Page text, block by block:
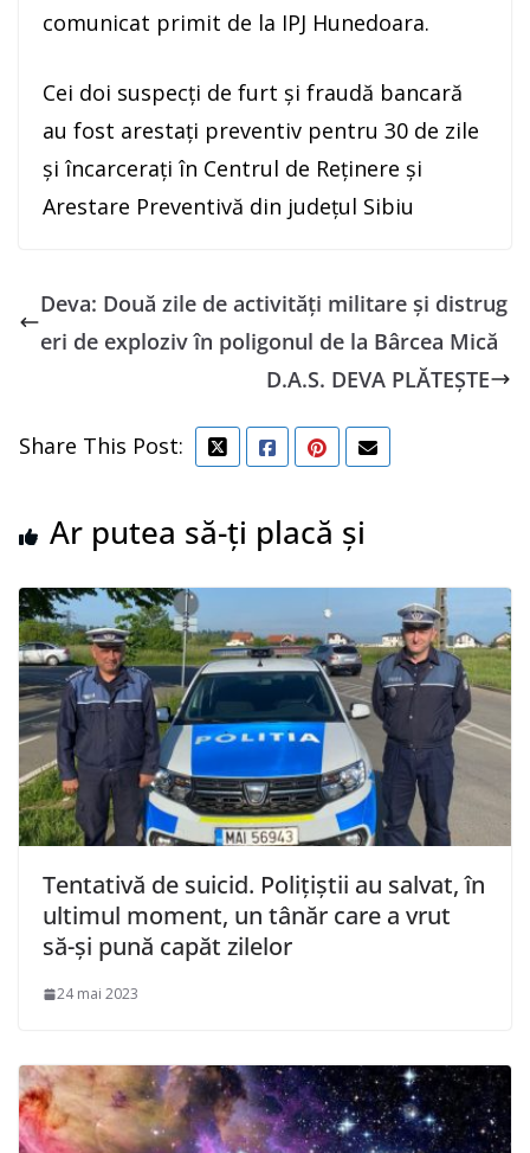
comunicat primit de la IPJ Hunedoara.
Cei doi suspecți de furt și fraudă bancară
au fost arestați preventiv pentru 30 de zile
și încarcerați în Centrul de Reținere și
Arestare Preventivă din județul Sibiu
Deva: Două zile de activități militare și distrug
eri de exploziv în poligonul de la Bârcea Mică
D.A.S. DEVA PLĂTEȘTE
Share This Post:
Ar putea să-ți placă și
Tentativă de suicid. Polițiștii au salvat, în
ultimul moment, un tânăr care a vrut
să-și pună capăt zilelor
24 mai 2023